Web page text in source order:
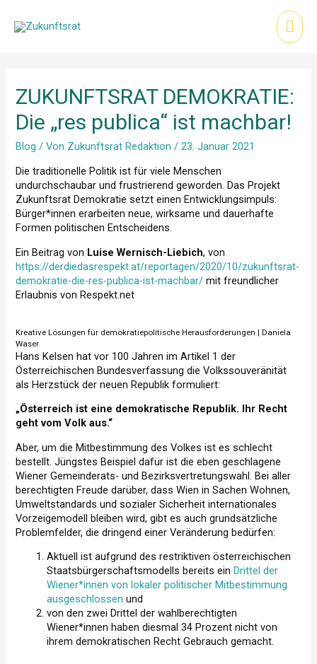
Inhalt
springen
ZUKUNFTSRAT DEMOKRATIE:
Die „res publica“ ist machbar!
Blog / Von Zukunftsrat Redaktion /23. Januar 2021
Die traditionelle Politik ist für viele Menschen
undurchschaubar und frustrierend geworden. Das Projekt
Zukunftsrat Demokratie setzt einen Entwicklungsimpuls:
Bürger*innen erarbeiten neue, wirksame und dauerhafte
Formen politischen Entscheidens.
Ein Beitrag von Luise Wernisch-Liebich, von
https://derdiedasrespekt.at/reportagen/2020/10/zukunftsrat-
demokratie-die-res-publica-ist-machbar/ mit freundlicher
Erlaubnis von Respekt.net
Kreative Lösungen für demokratiepolitische Herausforderungen | Daniela
Waser
Hans Kelsen hat vor 100 Jahren im Artikel 1 der
Österreichischen Bundesverfassung die Volkssouveränität
als Herzstück der neuen Republik formuliert:
„Österreich ist eine demokratische Republik. Ihr Recht
geht vom Volk aus.“
Aber, um die Mitbestimmung des Volkes ist es schlecht
bestellt. Jüngstes Beispiel dafür ist die eben geschlagene
Wiener Gemeinderats- und Bezirksvertretungswahl. Bei aller
berechtigten Freude darüber, dass Wien in Sachen Wohnen,
Umweltstandards und sozialer Sicherheit internationales
Vorzeigemodell bleiben wird, gibt es auch grundsätzliche
Problemfelder, die dringend einer Veränderung bedürfen:
Aktuell ist aufgrund des restriktiven österreichischen
Staatsbürgerschaftsmodells bereits ein Drittel der
Wiener*innen von lokaler politischer Mitbestimmung
ausgeschlossen und
von den zwei Drittel der wahlberechtigten
Wiener*innen haben diesmal 34 Prozent nicht von
ihrem demokratischen Recht Gebrauch gemacht.